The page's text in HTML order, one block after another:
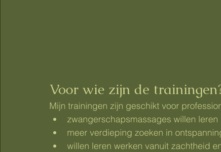
Voor wie zijn de
Mijn trainingen zijn geschikt voor
zwangerschapsmassages willen leren
meer verdieping zoeken in
willen leren werken vanuit zachtheid